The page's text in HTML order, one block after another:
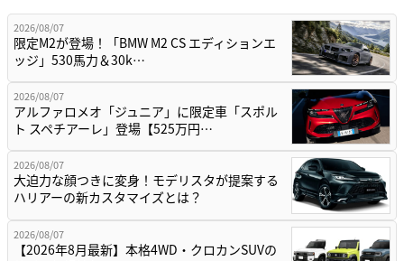
2026/08/07
限定M2が登場！「BMW M2 CS エディションエ
ッジ」530馬力＆30k…
2026/08/07
アルファロメオ「ジュニア」に限定車「スポル
ト スペチアーレ」登場【525万円…
2026/08/07
大迫力な顔つきに変身！モデリスタが提案する
ハリアーの新カスタマイズとは？
2026/08/07
【2026年8月最新】本格4WD・クロカンSUVの